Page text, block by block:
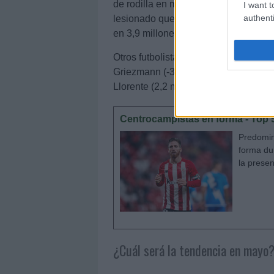
I want
de rodilla en marzo y su valor de
lesionado que se perderá lo que
en 3,9 millones.
Otros futbolistas que sufrieron una
Griezmann (-3,6 millones), Martial
Llorente (2,2 millones).
Centrocampistas en forma -
forma
la
¿Cuál será la tendencia en mayo?